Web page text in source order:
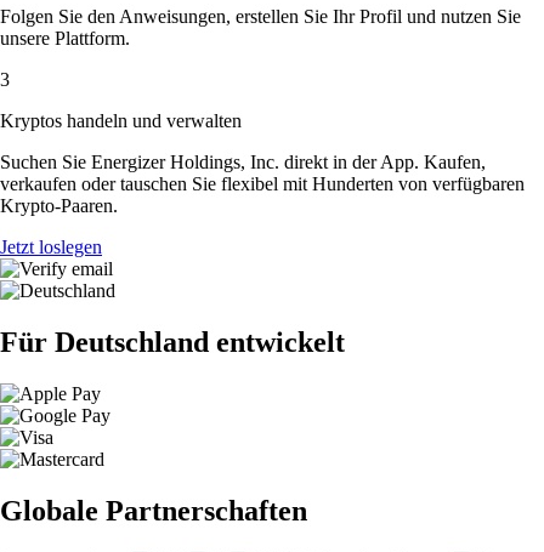
Folgen Sie den Anweisungen, erstellen Sie Ihr Profil und nutzen Sie
unsere Plattform.
3
Kryptos handeln und verwalten
Suchen Sie Energizer Holdings, Inc. direkt in der App. Kaufen,
verkaufen oder tauschen Sie flexibel mit Hunderten von verfügbaren
Krypto-Paaren.
Jetzt loslegen
Für Deutschland entwickelt
Globale Partnerschaften